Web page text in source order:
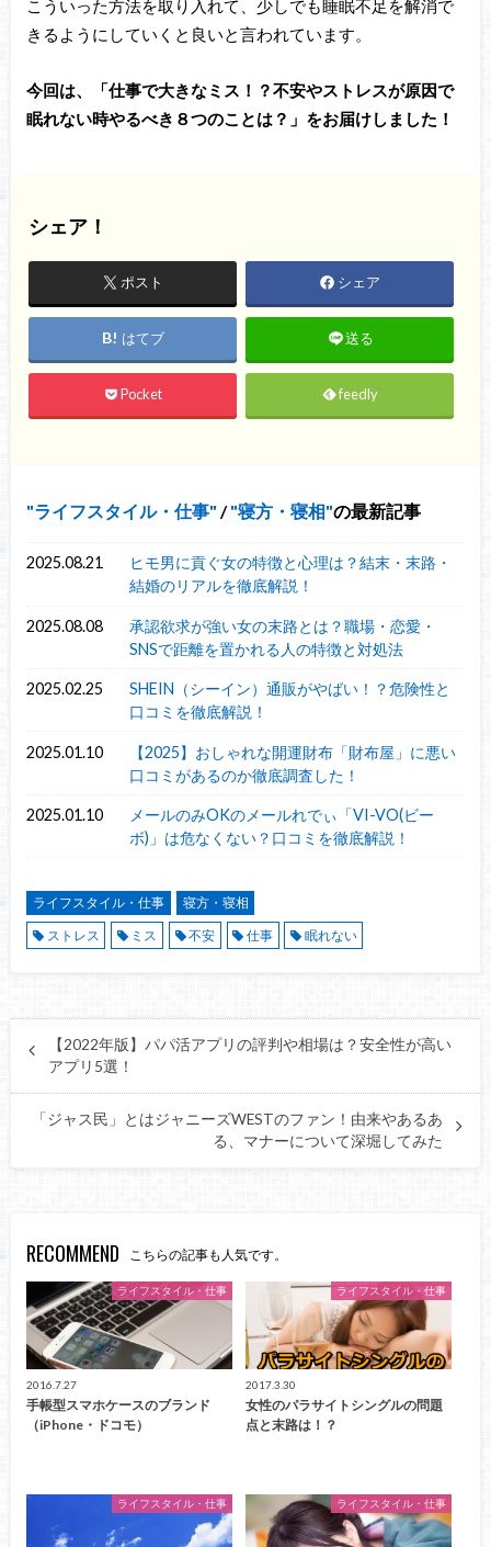
こういった方法を取り入れて、少しでも睡眠不足を解消で
きるようにしていくと良いと言われています。
今回は、「仕事で大きなミス！？不安やストレスが原因で
眠れない時やるべき８つのことは？」をお届けしました！
シェア！
ポスト シェア
はてブ 送る
Pocket feedly
ライフスタイル・仕事 / 寝方・寝相 の最新記事
2025.08.21
ヒモ男に貢ぐ女の特徴と心理は？結末・末路・
結婚のリアルを徹底解説！
2025.08.08
承認欲求が強い女の末路とは？職場・恋愛・
SNSで距離を置かれる人の特徴と対処法
2025.02.25
SHEIN（シーイン）通販がやばい！？危険性と
口コミを徹底解説！
2025.01.10
【2025】おしゃれな開運財布「財布屋」に悪い
口コミがあるのか徹底調査した！
2025.01.10
メールのみOKのメールれでぃ「VI-VO(ビー
ボ)」は危なくない？口コミを徹底解説！
ライフスタイル・仕事
寝方・寝相
ストレス
ミス 不安 仕事 眠れない
【2022年版】パパ活アプリの評判や相場は？安全性が高い
アプリ5選！
「ジャス民」とはジャニーズWESTのファン！由来やあるあ
る、マナーについて深堀してみた
RECOMMEND こちらの記事も人気です。
ライフスタイル・仕事
2016.7.27
手帳型スマホケースのブランド
（iPhone・ドコモ）
ライフスタイル・仕事
2017.3.30
女性のパラサイトシングルの問題
点と末路は！？
ライフスタイル・仕事 ライフスタイル・仕事